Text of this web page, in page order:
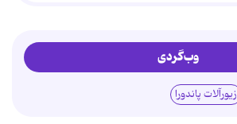
وب‌گردی
زیورآلات پاندورا